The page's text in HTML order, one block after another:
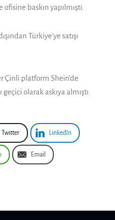
baskın yapılmıştı.
Türkiye’ye satışı
Çinli platform Shein’de
geçici olarak askıya almıştı.
Twitter LinkedIn
Email